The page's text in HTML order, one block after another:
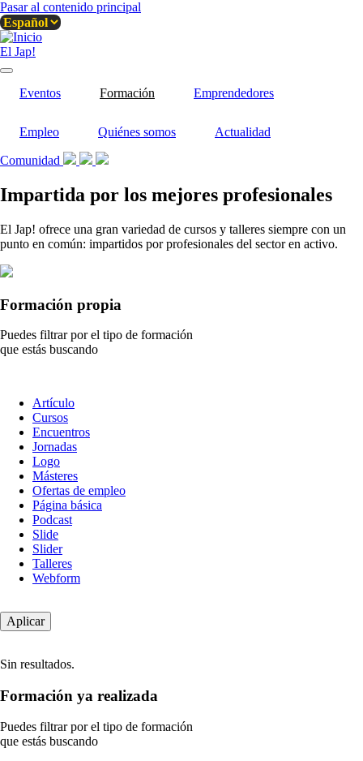
Pasar al contenido principal
El Jap!
Eventos Formación Emprendedores
Empleo Quiénes somos Actualidad
Comunidad
Impartida por los mejores profesionales
El Jap! ofrece una gran variedad de cursos y talleres siempre con un
punto en común: impartidos por profesionales del sector en activo.
Formación propia
Puedes filtrar por el tipo de formación
que estás buscando
contenido
Artículo
Cursos
Encuentros
Jornadas
Logo
Másteres
Ofertas de empleo
Página básica
Podcast
Slide
Slider
Talleres
Webform
Sin resultados.
Formación ya realizada
Puedes filtrar por el tipo de formación
que estás buscando